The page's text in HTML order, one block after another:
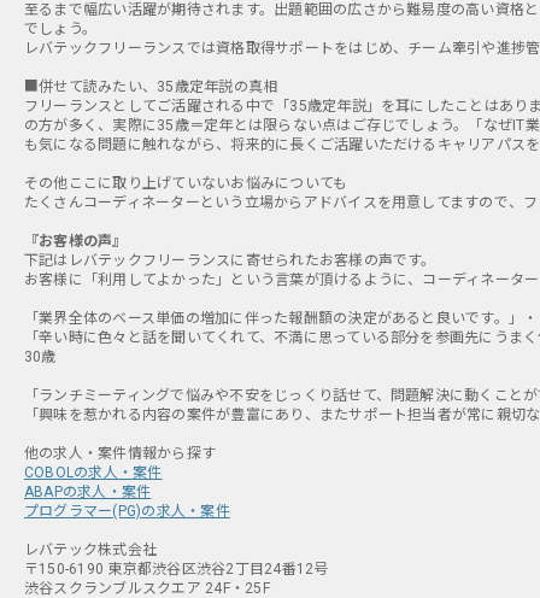
至るまで幅広い活躍が期待されます。出題範囲の広さから難易度の高い資格
でしょう。
レバテックフリーランスでは資格取得サポートをはじめ、チーム牽引や進捗
■併せて読みたい、35歳定年説の真相
フリーランスとしてご活躍される中で「35歳定年説」を耳にしたことはあ
の方が多く、実際に35歳＝定年とは限らない点はご存じでしょう。「なぜ
も気になる問題に触れながら、将来的に長くご活躍いただけるキャリアパス
その他ここに取り上げていないお悩みについても
たくさんコーディネーターという立場からアドバイスを用意してますので、
『お客様の声』
下記はレバテックフリーランスに寄せられたお客様の声です。
お客様に「利用してよかった」という言葉が頂けるように、コーディネータ
「業界全体のベース単価の増加に伴った報酬額の決定があると良いです。」
「辛い時に色々と話を聞いてくれて、不満に思っている部分を参画先にう
30歳
「ランチミーティングで悩みや不安をじっくり話せて、問題解決に動くこと
「興味を惹かれる内容の案件が豊富にあり、またサポート担当者が常に親
COBOLの求人・案件
ABAPの求人・案件
プログラマー(PG)の求人・案件
レバテック株式会社
〒150-6190 東京都渋谷区渋谷2丁目24番12号
渋谷スクランブルスクエア 24F・25F